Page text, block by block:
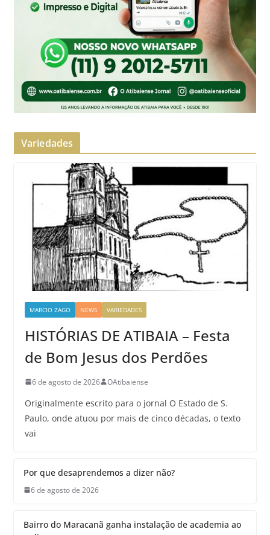
Variedades
MARCIO ZAGO NEWS VARIEDADES
HISTÓRIAS DE ATIBAIA – Festa
de Bom Jesus dos Perdões
6 de agosto de 2026 OAtibaiense
Originalmente escrito para o jornal O Estado de S.
Paulo, onde atuou por mais de cinco décadas, o texto
vai
Por que desaprendemos a dizer não?
6 de agosto de 2026
Bairro do Maracanã ganha instalação de academia ao